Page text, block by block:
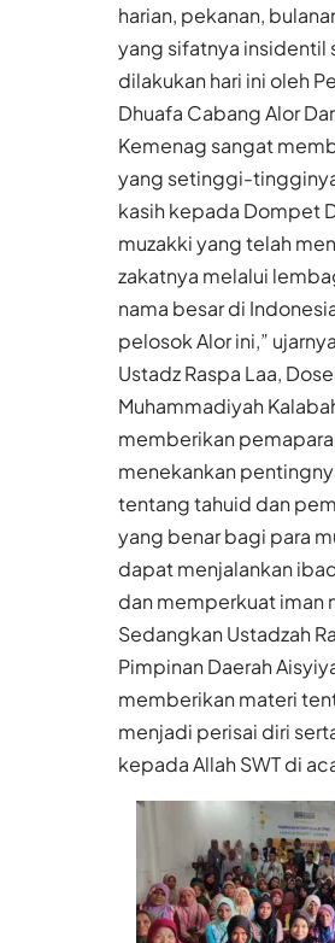
harian, pekanan,
yang sifatnya insidentil
dilakukan hari ini oleh
Dhuafa Cabang Alor
Kemenag sangat
yang setinggi-
kasih kepada Dompet
muzakki yang telah
zakatnya melalui
nama besar di
pelosok Alor ini,”
Ustadz Raspa Laa,
Muhammadiyah
memberikan
menekankan
tentang tahuid dan
yang benar bagi para
dapat menjalankan
dan memperkuat iman
Sedangkan Ustadzah
Pimpinan Daerah
memberikan materi
menjadi perisai diri
kepada Allah SWT di